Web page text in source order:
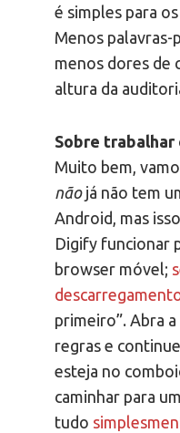
é simples para
Menos palavras-
menos dores de
altura da
Sobre trabalhar
Muito bem,
nãojá não tem
Android, mas
Digify funcionar
browser móvel;
primeiro”. Abra
regras e
esteja no
caminhar para
tudo